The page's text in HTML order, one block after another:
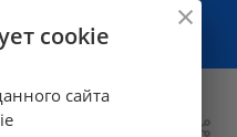
-
cookie
сайта